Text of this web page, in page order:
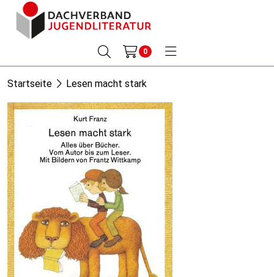
0
Startseite Lesen macht stark